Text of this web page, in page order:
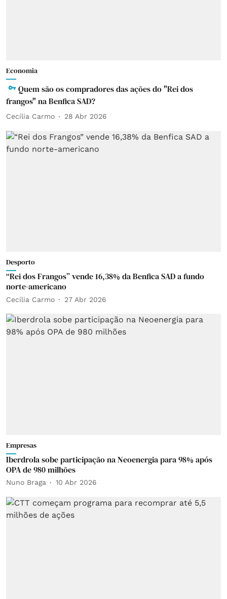
Economia
Quem são os compradores das ações do "Rei dos
frangos" na Benfica SAD?
Cecília Carmo 28 Abr 2026
Desporto
“Rei dos Frangos” vende 16,38% da Benfica SAD a fundo
norte-americano
Cecília Carmo 27 Abr 2026
Empresas
Iberdrola sobe participação na Neoenergia para 98% após
OPA de 980 milhões
Nuno Braga 10 Abr 2026